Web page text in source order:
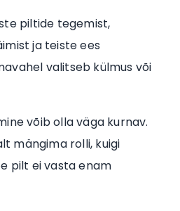
piltide tegemist,
ja teiste ees
valitseb külmus või
võib olla väga kurnav.
mängima rolli, kuigi
pilt ei vasta enam